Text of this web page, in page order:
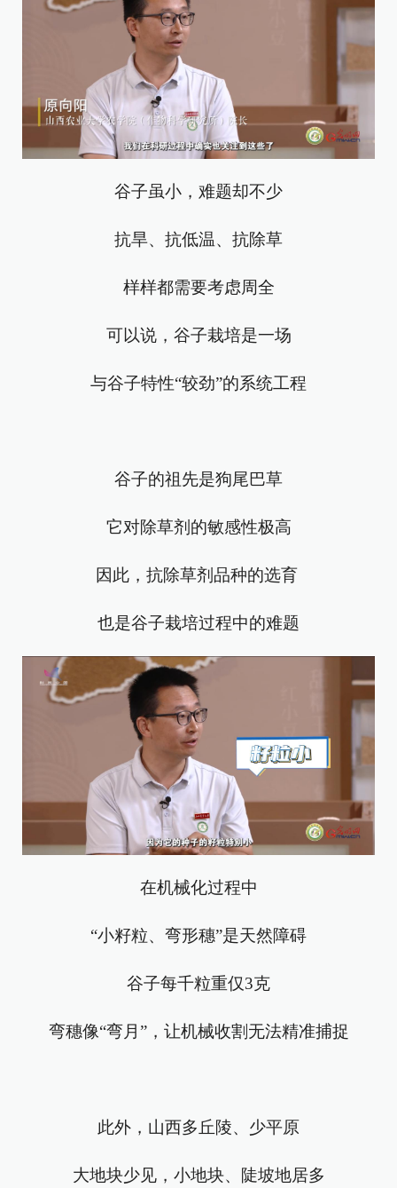
谷子虽小，难题却不少
抗旱、抗低温、抗除草
样样都需要考虑周全
可以说，谷子栽培是一场
与谷子特性“较劲”的系统工程
谷子的祖先是狗尾巴草
它对除草剂的敏感性极高
因此，抗除草剂品种的选育
也是谷子栽培过程中的难题
在机械化过程中
“小籽粒、弯形穗”是天然障碍
谷子每千粒重仅3克
弯穗像“弯月”，让机械收割无法精准捕捉
此外，山西多丘陵、少平原
大地块少见，小地块、陡坡地居多